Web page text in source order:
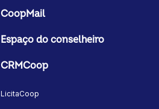
CoopMail
Espaço do conselheiro
CRMCoop
LicitaCoop